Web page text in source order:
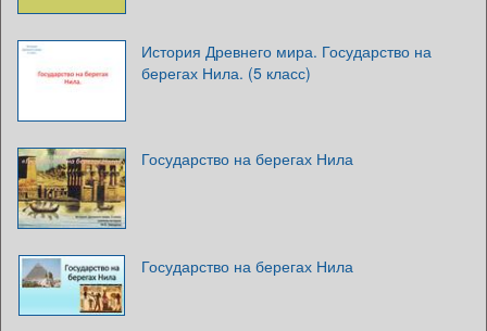
История Древнего мира. Государство на
берегах Нила. (5 класс)
Государство на берегах Нила
Государство на берегах Нила